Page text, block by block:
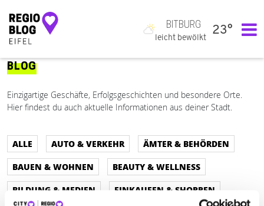
Hauptnavigation
BITBURG
leicht bewölkt
23°
BLOG
Einzigartige Geschäfte, Erfolgsgeschichten und besondere Orte.
Hier findest du auch aktuelle Informationen aus deiner Stadt.
ALLE AUTO & VERKEHR
ÄMTER & BEHÖRDEN
BAUEN & WOHNEN
BEAUTY & WELLNESS
BILDUNG & MEDIEN
EINKAUFEN & SHOPPEN